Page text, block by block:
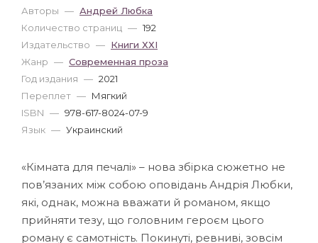
Авторы — Андрей Любка
Количество страниц — 192
Издательство — Книги ХХІ
Жанр — Современная проза
Год издания — 2021
Переплет — Мягкий
ISBN — 978-617-8024-07-9
Язык — Украинский
«Кімната для печалі» – нова збірка сюжетно не
пов’язаних між собою оповідань Андрія Любки,
які, однак, можна вважати й романом, якщо
прийняти тезу, що головним героєм цього
роману є самотність. Покинуті, ревниві, зовсім